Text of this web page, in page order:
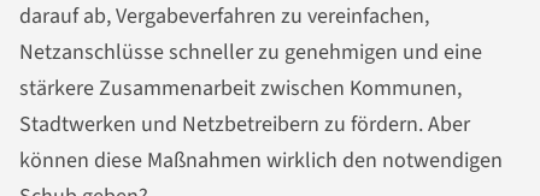
darauf ab, Vergabeverfahren zu vereinfachen,
Netzanschlüsse schneller zu genehmigen und eine
stärkere Zusammenarbeit zwischen Kommunen,
Stadtwerken und Netzbetreibern zu fördern. Aber
können diese Maßnahmen wirklich den notwendigen